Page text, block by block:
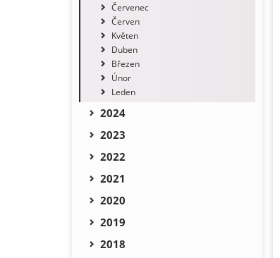
Červenec
Červen
Květen
Duben
Březen
Únor
Leden
2024
2023
2022
2021
2020
2019
2018